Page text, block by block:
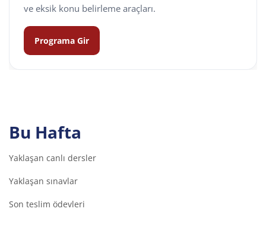
ve eksik konu belirleme araçları.
Programa Gir
Bu Hafta
Yaklaşan canlı dersler
Yaklaşan sınavlar
Son teslim ödevleri